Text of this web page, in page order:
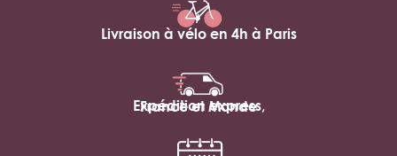
Livraison à vélo en 4h à Paris
Expédition express,
France et Monde